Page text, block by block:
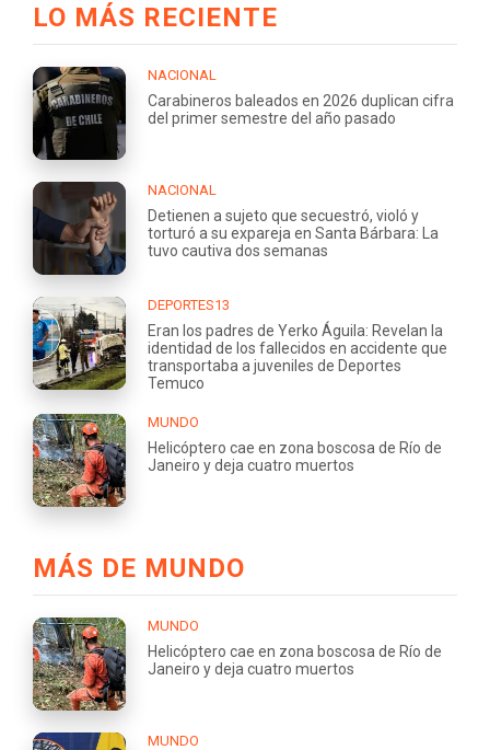
LO MÁS RECIENTE
NACIONAL
Carabineros baleados en 2026 duplican cifra
del primer semestre del año pasado
NACIONAL
Detienen a sujeto que secuestró, violó y
torturó a su expareja en Santa Bárbara: La
tuvo cautiva dos semanas
DEPORTES13
Eran los padres de Yerko Águila: Revelan la
identidad de los fallecidos en accidente que
transportaba a juveniles de Deportes
Temuco
MUNDO
Helicóptero cae en zona boscosa de Río de
Janeiro y deja cuatro muertos
MÁS DE MUNDO
MUNDO
Helicóptero cae en zona boscosa de Río de
Janeiro y deja cuatro muertos
MUNDO